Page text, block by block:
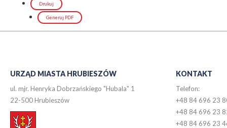
Drukuj
Generuj PDF
URZĄD MIASTA HRUBIESZÓW
ul. mjr. Henryka Dobrzańskiego "Hubala" 1
22-500 Hrubieszów
KONTAKT
Telefon:
+48 84 696 23
+48 84 696 23
+48 84 696 23